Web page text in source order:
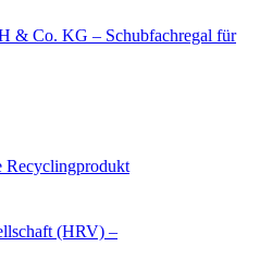
& Co. KG – Schubfachregal für
Recyclingprodukt
(HRV) –